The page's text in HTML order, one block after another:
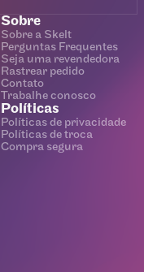
Sobre
Sobre a Skelt
Perguntas Frequentes
Seja uma revendedora
Rastrear pedido
Contato
Trabalhe conosco
Políticas
Políticas de privacidade
Políticas de troca
Compra segura